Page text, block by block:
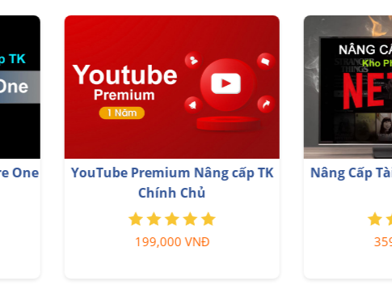
Nâng Cấp Tài khoản Freepik
Nâng cấp Canva Pro